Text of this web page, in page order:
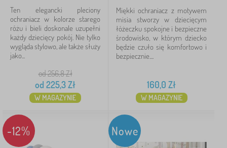
Marki
Usuń FILTRACJA
Ten elegancki pleciony
ochraniacz w kolorze starego
różu i bieli doskonale uzupełni
każdy dziecięcy pokój. Nie tylko
wygląda stylowo, ale także służy
jako...
od 256,8Zł
od 225,3Zł
W MAGAZYNIE
Miękki ochraniacz z motywem
misia stworzy w dziecięcym
łóżeczku spokojne i bezpieczne
środowisko, w którym dziecko
będzie czuło się komfortowo i
bezpiecznie....
160,0 Zł
W MAGAZYNIE
-12% Nowe